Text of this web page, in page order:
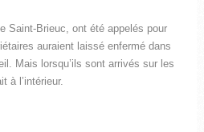
Saint-Brieuc, ont été appelés pour
auraient laissé enfermé dans
Mais lorsqu’ils sont arrivés sur les
à l’intérieur.